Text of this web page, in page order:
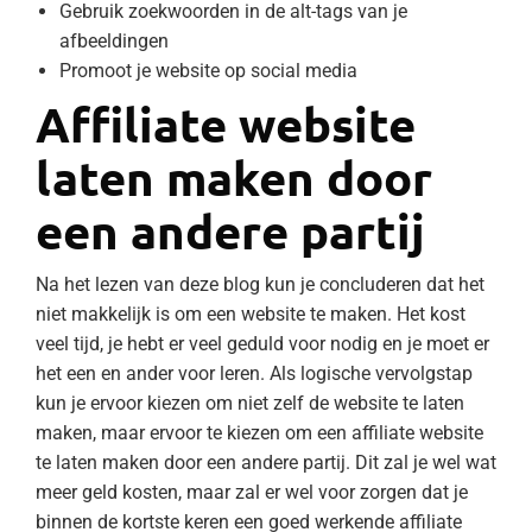
Gebruik zoekwoorden in de alt-tags van je
afbeeldingen
Promoot je website op social media
Affiliate website
laten maken door
een andere partij
Na het lezen van deze blog kun je concluderen dat het
niet makkelijk is om een website te maken. Het kost
veel tijd, je hebt er veel geduld voor nodig en je moet er
het een en ander voor leren. Als logische vervolgstap
kun je ervoor kiezen om niet zelf de website te laten
maken, maar ervoor te kiezen om een affiliate website
te laten maken door een andere partij. Dit zal je wel wat
meer geld kosten, maar zal er wel voor zorgen dat je
binnen de kortste keren een goed werkende affiliate